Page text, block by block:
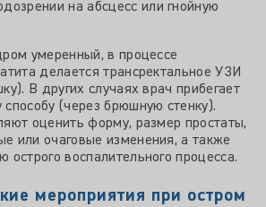
на абсцесс или гнойную
умеренный, в процессе
делается трансректальное УЗИ
В других случаях врач прибегает
(через брюшную стенку).
оценить форму, размер простаты,
или очаговые изменения, а также
острого воспалительного процесса.
мероприятия при остром